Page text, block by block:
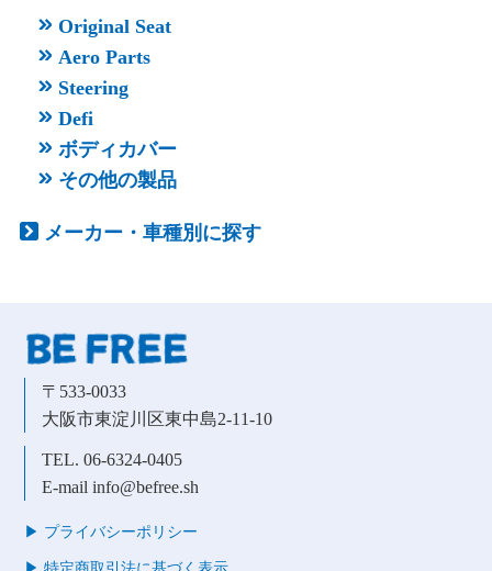
Original Seat
Aero Parts
Steering
Defi
ボディカバー
その他の製品
メーカー・車種別に探す
〒533-0033
大阪市東淀川区東中島2-11-10
TEL. 06-6324-0405
E-mail info@befree.sh
▶︎ プライバシーポリシー